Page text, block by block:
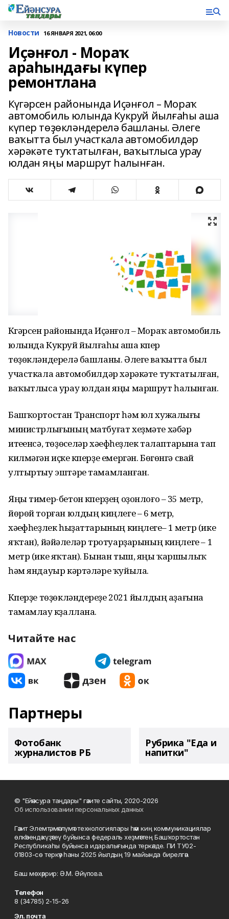
Новости 16 ЯНВАРЯ 2021, 06:00
Иҫәнғол - Мораҡ
араһындағы күпер
ремонтлана
Күгәрсен районында Иҫәнғол – Мораҡ
автомобиль юлында Кукруй йылғаһы аша
күпер төҙөкләндерелә башланы. Әлеге
ваҡытта был участкала автомобилдәр
хәрәкәте туҡтатылған, ваҡытлыса урау
юлдан яңы маршрут һалынған.
Күгәрсен районында Иҫәнғол – Мораҡ автомобиль
юлында Кукруй йылғаһы аша күпер
төҙөкләндерелә башланы. Әлеге ваҡытта был
участкала автомобилдәр хәрәкәте туҡтатылған,
ваҡытлыса урау юлдан яңы маршрут һалынған.
Башҡортостан Транспорт һәм юл хужалығы
министрлығының матбуғат хеҙмәте хәбәр
итеүенсә, төҙөүселәр хәүефһеҙлек талаптарына тап
килмәгән иҫке күперҙе емергән. Бөгөнгә свай
ултыртыу эштәре тамамланған.
Яңы тимер-бетон күперҙең оҙонлоғо – 35 метр,
йөрөй торған юлдың киңлеге – 6 метр,
хәүефһеҙлек һыҙаттарының киңлеге– 1 метр (ике
яҡтан), йәйәүлеләр тротуарҙарының киңлеге – 1
метр (ике яҡтан). Бынан тыш, яңы ҡаршылыҡ
һәм яндауыр кәртәләре ҡуйыла.
Күперҙе төҙөкләндереүҙе 2021 йылдың аҙағына
тамамлау күҙаллана.
Читайте нас
Партнеры
Фотобанк
журналистов РБ
Рубрика "Еда и
напитки"
© "Ейәнсура таңдары" гәзите сайты, 2020-2026
Об использовании персональных данных
Гәзит Элемтә, мәғлүмәт технологиялары һәм киң коммуникациялар
өлкәһендә күҙәтеү буйынса федераль хеҙмәттең Башҡортостан
Республикаһы буйынса идаралығында теркәлде. ПИ ТУ02-
01803-сө теркәү һаны 2025 йылдың 19 майында бирелгән.
Баш мөхәррир: Ә.М. Әйүпова.
Телефон
8 (34785) 2-15-26
Эл. почта